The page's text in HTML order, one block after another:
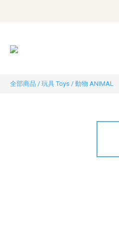
全部商品 / 玩具 Toys / 動物 ANIMAL